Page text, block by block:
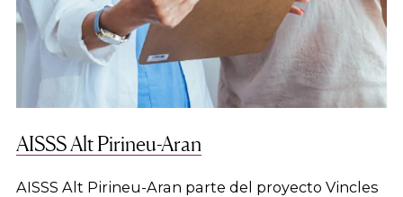
AISSS Alt Pirineu-Aran
AISSS Alt Pirineu-Aran parte del proyecto Vincles